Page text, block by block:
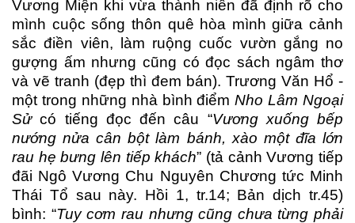
Vương Miện khi vừa thành niên đã định rõ cho
mình cuộc sống thôn quê hòa mình giữa cảnh
sắc điền viên, làm ruộng cuốc vườn gắng no
gượng ấm nhưng cũng có đọc sách ngâm thơ
và vẽ tranh (đẹp thì đem bán). Trương Văn Hổ -
một trong những nhà bình điểmNho Lâm Ngoại
Sửcó tiếng đọc đến câu “Vương xuống bếp
nướng nửa cân bột làm bánh, xào một đĩa lớn
rau hẹ bưng lên tiếp khách” (tả cảnh Vương tiếp
đãi Ngô Vương Chu Nguyên Chương tức Minh
Thái Tổ sau này. Hồi 1, tr.14; Bản dịch tr.45)
bình: “Tuy cơm rau nhưng cũng chưa từng phải